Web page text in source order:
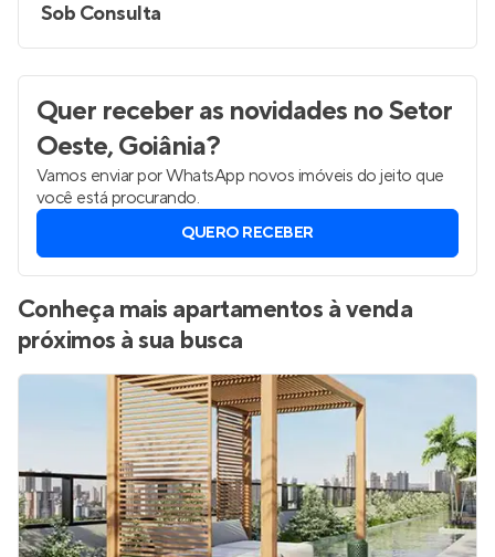
Sob Consulta
Quer receber as novidades no Setor
Oeste, Goiânia?
Vamos enviar por WhatsApp novos imóveis do jeito que
você está procurando.
QUERO RECEBER
Conheça mais apartamentos à venda
próximos à sua busca